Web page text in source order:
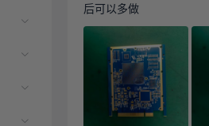
后可以多做